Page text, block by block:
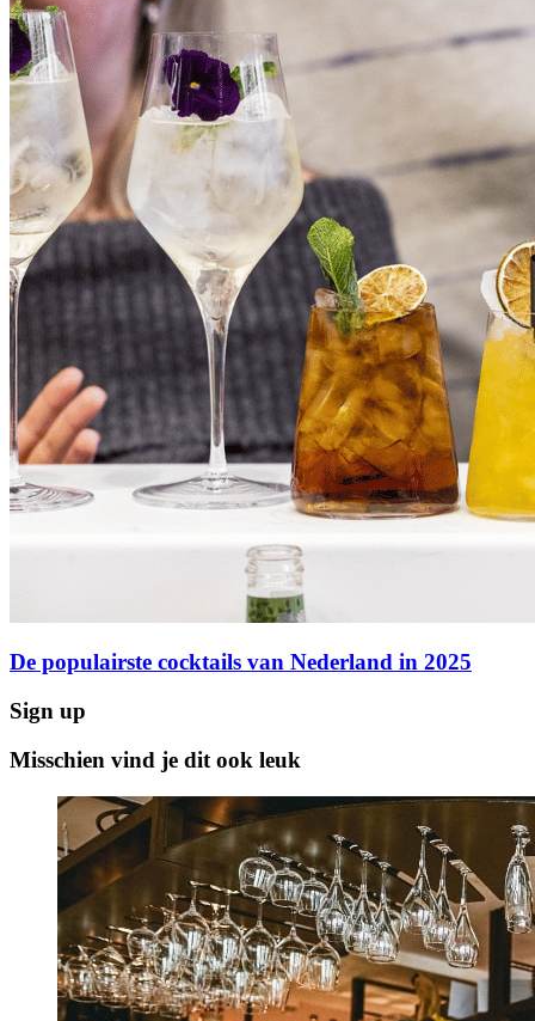
De populairste cocktails van Nederland in 2025
Sign up
Misschien vind je dit ook leuk